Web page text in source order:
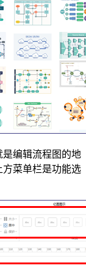
编辑流程图的地
菜单栏是功能选